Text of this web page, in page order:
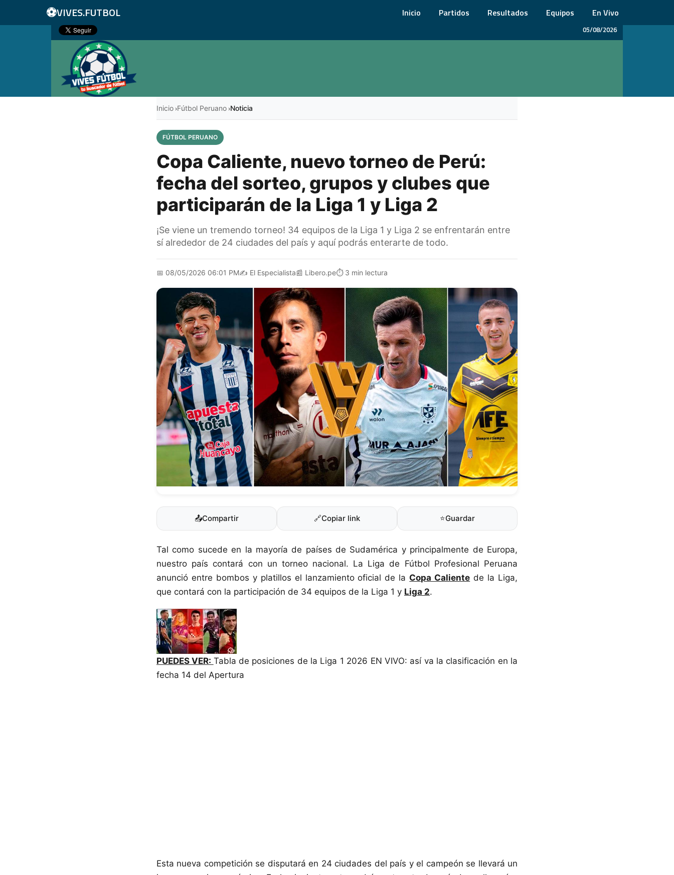
⚽VIVES.FUTBOL Inicio Partidos Resultados Equipos En Vivo
05/08/2026
Inicio ›Fútbol Peruano ›Noticia
FÚTBOL PERUANO
Copa Caliente, nuevo torneo de Perú:
fecha del sorteo, grupos y clubes que
participarán de la Liga 1 y Liga 2
¡Se viene un tremendo torneo! 34 equipos de la Liga 1 y Liga 2 se enfrentarán entre
sí alrededor de 24 ciudades del país y aquí podrás enterarte de todo.
📅 08/05/2026 06:01 PM✍️ El Especialista📰 Libero.pe⏱️ 3 min lectura
📤Compartir 🔗Copiar link ⭐Guardar
Tal como sucede en la mayoría de países de Sudamérica y principalmente de Europa,
nuestro país contará con un torneo nacional. La Liga de Fútbol Profesional Peruana
anunció entre bombos y platillos el lanzamiento oficial de la Copa Caliente de la Liga,
que contará con la participación de 34 equipos de la Liga 1 y Liga 2.
PUEDES VER: Tabla de posiciones de la Liga 1 2026 EN VIVO: así va la clasificación en la
fecha 14 del Apertura
Esta nueva competición se disputará en 24 ciudades del país y el campeón se llevará un